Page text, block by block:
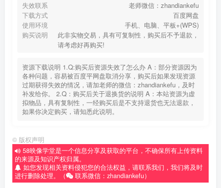
失效联系
老师微信：zhandiankefu
下载方式
百度网盘
使用环境
手机、电脑、平板+(WPS)
购买说明
此非实物交易，具有可复制性，购买后不予退款，
请考虑好再购买!
资源下载说明 1.Q:购买后资源失效了怎么办 A：部分资源因为
各种问题，容易被百度平网盘取消分享，购买后如果发现资源
过期获得失效的情况，请加老师的微信：zhandiankefu，及时
补发给你。 2.Q：购买后关于退换货的说明 A：本站资源为虚
拟物品，具有复制性，一经购买后是不支持退货也无法退款，
如果你决定购买，请知悉此说明。
© 版权声明
58映像学堂是一个信息分享及获取的平台，不确保所有上传资料
的来源及知识产权归属。
如您发现相关资料侵犯您的合法权益，请联系我们，我们将及时
进行删除处理。（
联系微信：zhandiankefu）